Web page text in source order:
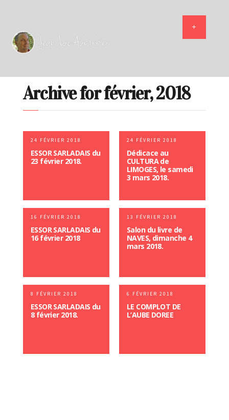
Archive for février, 2018
24 FÉVRIER 2018
ESSOR SARLADAIS du
23 février 2018.
24 FÉVRIER 2018
Dédicace au
CULTURA de
LIMOGES, le samedi
3 mars 2018.
16 FÉVRIER 2018
ESSOR SARLADAIS du
16 février 2018
13 FÉVRIER 2018
Salon du livre de
NAVES, dimanche 4
mars 2018.
8 FÉVRIER 2018
ESSOR SARLADAIS du
8 février 2018.
6 FÉVRIER 2018
LE COMPLOT DE
L’AUBE DOREE